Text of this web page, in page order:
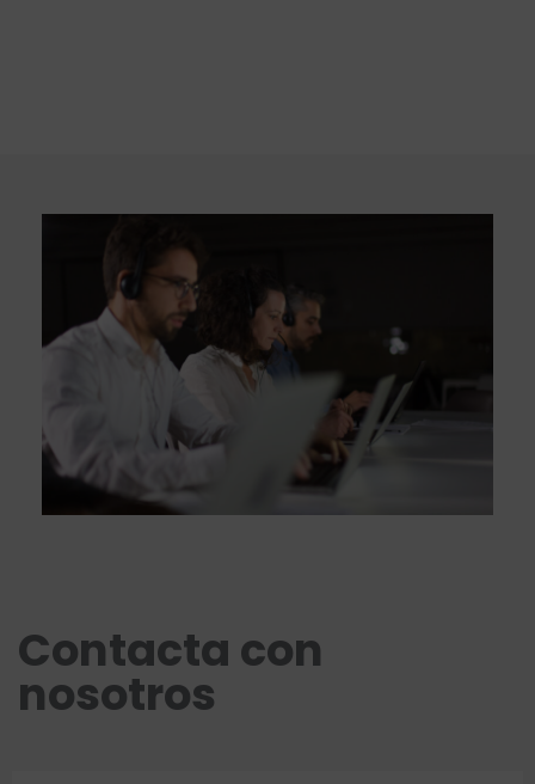
Contacta con
nosotros